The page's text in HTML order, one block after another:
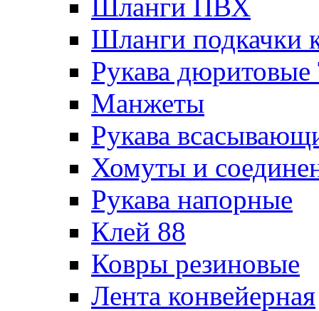
Шланги ПВХ
Шланги подкачки
Рукава
Манжеты
Рукава
Хомуты и
Рукава напорные
Клей 88
Ковры резиновые
Лента конвейерная